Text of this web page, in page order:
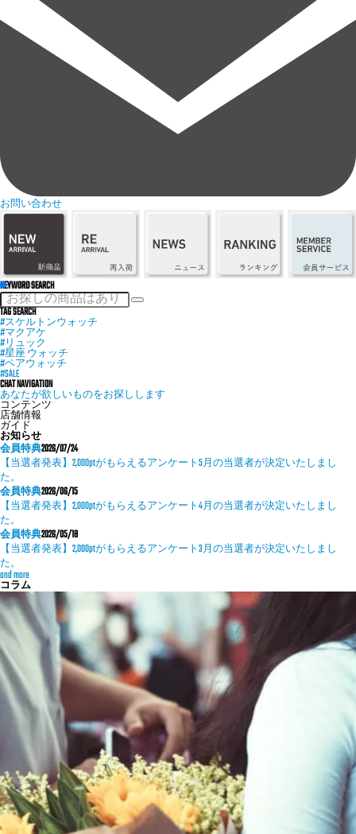
お問い合わせ
KEYWORD SEARCH
TAG SEARCH
#スケルトンウォッチ
#マクアケ
#リュック
#星座 ウォッチ
#ペアウォッチ
#SALE
CHAT NAVIGATION
あなたが欲しいものをお探しします
コンテンツ
店舗情報
ガイド
お知らせ
会員特典2026/07/24
【当選者発表】2,000ptがもらえるアンケート5月の当選者が決定いたしまし
た。
会員特典2026/06/15
【当選者発表】2,000ptがもらえるアンケート4月の当選者が決定いたしまし
た。
会員特典2026/05/18
【当選者発表】2,000ptがもらえるアンケート3月の当選者が決定いたしまし
た。
and more
コラム